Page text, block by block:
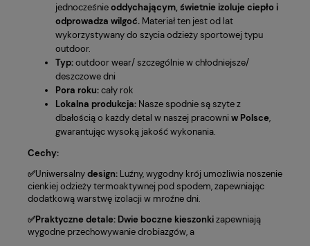
jednocześnieoddychającym, świetnie izoluje ciepło i
odprowadza wilgoć. Materiał ten jest od lat
wykorzystywany do szycia odzieży sportowej typu
outdoor.
Typ:outdoor wear/ szczególnie w chłodniejsze/
deszczowe dni
Pora roku:cały rok
Lokalna produkcja: Nasze spodnie są szyte z
dbałością o każdy detal w naszej pracowni w Polsce,
gwarantując wysoką jakość wykonania.
Cechy:
✅Uniwersalnydesign: Luźny, wygodny krój umożliwia noszenie
cienkiej odzieży termoaktywnej pod spodem, zapewniając
dodatkową warstwę izolacji w mroźne dni.
✅Praktyczne detale: Dwie boczne kieszonkizapewniają
wygodne przechowywanie drobiazgów, a